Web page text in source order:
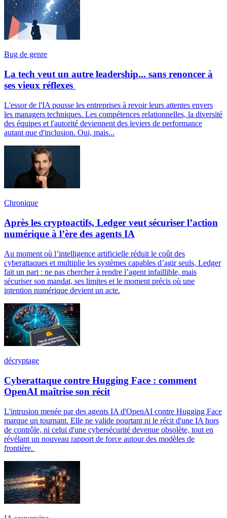
Bug de genre
La tech veut un autre leadership... sans renoncer à
ses vieux réflexes
L'essor de l'IA pousse les entreprises à revoir leurs attentes envers
les managers techniques. Les compétences relationnelles, la diversité
des équipes et l'autorité deviennent des leviers de performance
autant que d'inclusion. Oui, mais...
Chronique
Après les cryptoactifs, Ledger veut sécuriser l’action
numérique à l’ère des agents IA
Au moment où l’intelligence artificielle réduit le coût des
cyberattaques et multiplie les systèmes capables d’agir seuls, Ledger
fait un pari : ne pas chercher à rendre l’agent infaillible, mais
sécuriser son mandat, ses limites et le moment précis où une
intention numérique devient un acte.
décryptage
Cyberattaque contre Hugging Face : comment
OpenAI maîtrise son récit
L'intrusion menée par des agents IA d'OpenAI contre Hugging Face
marque un tournant. Elle ne valide pourtant ni le récit d'une IA hors
de contrôle, ni celui d'une cybersécurité devenue obsolète, tout en
révélant un nouveau rapport de force autour des modèles de
frontière.